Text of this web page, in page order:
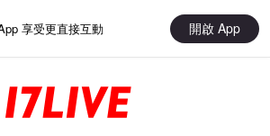
享受更直接互動 開啟 App